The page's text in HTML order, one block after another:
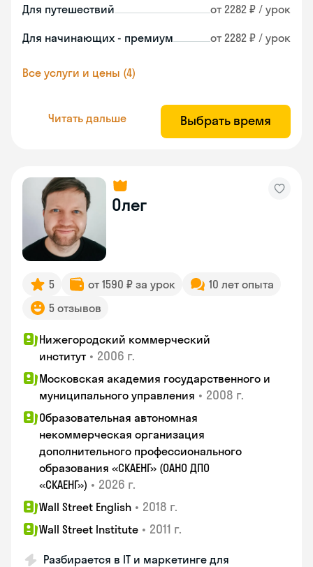
Для путешествий от 2282 ₽ / урок
Для начинающих - премиум от 2282 ₽ / урок
Все услуги и цены (4)
Читать дальше Выбрать время
Олег
5 от 1590 ₽ за урок
10 лет опыта
5 отзывов
Нижегородский коммерческий
институт • 2006 г.
Московская академия государственного и
муниципального управления • 2008 г.
Образовательная автономная
некоммерческая организация
дополнительного профессионального
образования «СКАЕНГ» (ОАНО ДПО
«СКАЕНГ») • 2026 г.
Wall Street English • 2018 г.
Wall Street Institute • 2011 г.
Разбирается в IT и маркетинге для